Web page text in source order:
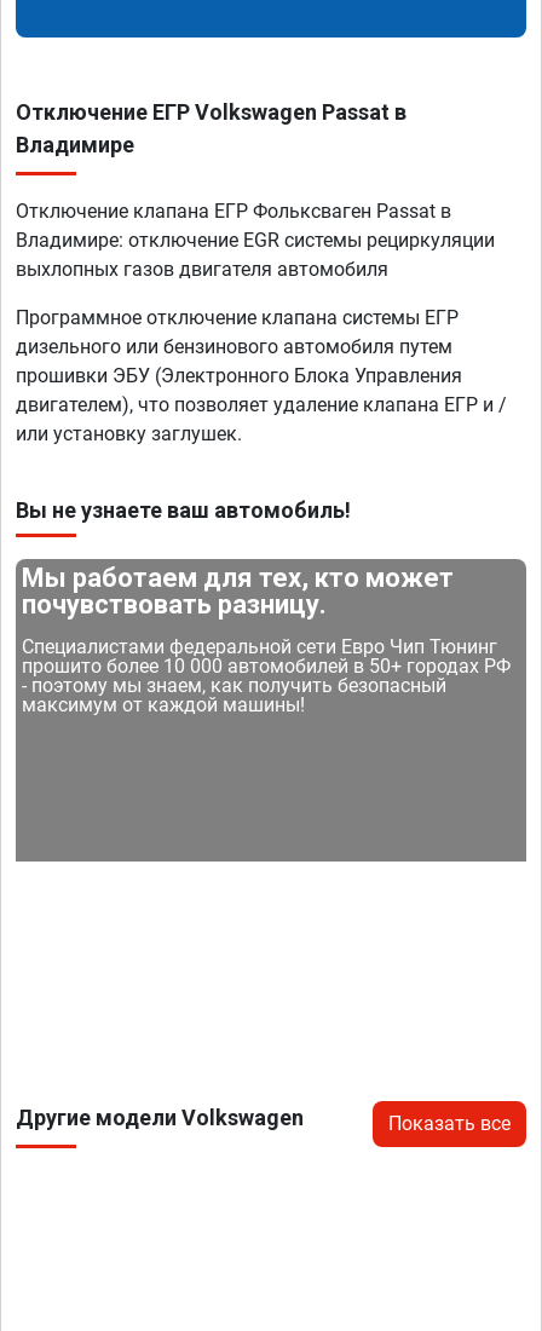
Отключение ЕГР Volkswagen Passat в
Владимире
Отключение клапана ЕГР Фольксваген Passat в
Владимире: отключение EGR системы рециркуляции
выхлопных газов двигателя автомобиля
Программное отключение клапана системы ЕГР
дизельного или бензинового автомобиля путем
прошивки ЭБУ (Электронного Блока Управления
двигателем), что позволяет удаление клапана ЕГР и /
или установку заглушек.
Вы не узнаете ваш автомобиль!
Мы работаем для тех, кто может
почувствовать разницу.
Специалистами федеральной сети Евро Чип Тюнинг
прошито более 10 000 автомобилей в 50+ городах РФ
- поэтому мы знаем, как получить безопасный
максимум от каждой машины!
Другие модели Volkswagen Показать все